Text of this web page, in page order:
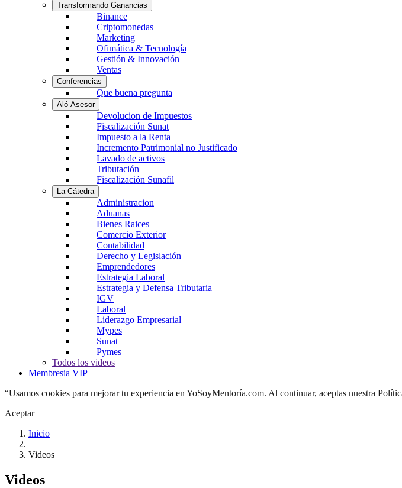
Transformando Ganancias
Binance
Criptomonedas
Marketing
Ofimática & Tecnología
Gestión & Innovación
Ventas
Conferencias
Que buena pregunta
Aló Asesor
Devolucion de Impuestos
Fiscalización Sunat
Impuesto a la Renta
Incremento Patrimonial no Justificado
Lavado de activos
Tributación
Fiscalización Sunafil
La Cátedra
Administracion
Aduanas
Bienes Raices
Comercio Exterior
Contabilidad
Derecho y Legislación
Emprendedores
Estrategia Laboral
Estrategia y Defensa Tributaria
IGV
Laboral
Liderazgo Empresarial
Mypes
Sunat
Pymes
Todos los videos
Membresia VIP
“Usamos cookies para mejorar tu experiencia en YoSoyMentoría.com. Al continuar, aceptas nuestra
Aceptar
Inicio
Videos
Videos